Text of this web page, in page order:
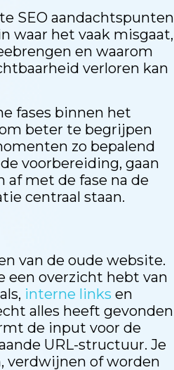
SEO aandachtspunten
waar het vaak misgaat,
en waarom
verloren kan
fases binnen het
beter te begrijpen
zo bepalend
voorbereiding, gaan
af met de fase na de
centraal staan.
van de oude website.
een overzicht hebt van
interne links en
alles heeft gevonden
de input voor de
URL-structuur. Je
verdwijnen of worden